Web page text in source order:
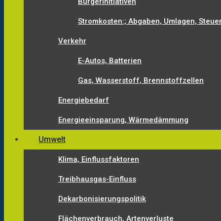
Stromkosten:; Abgaben, Umlagen,
Verkehr
E-Autos, Batterien
Gas, Wasserstoff, Brennstoffzellen
Energiebedarf
Energieeinsparung, Wärmedämmung
Umwelt
Klima, Einflussfaktoren
Treibhausgas-Einfluss
Dekarbonisierungspolitik
Flächenverbrauch, Artenverluste